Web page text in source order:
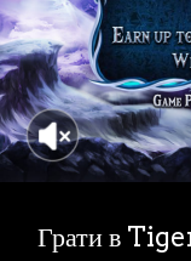
Грати в